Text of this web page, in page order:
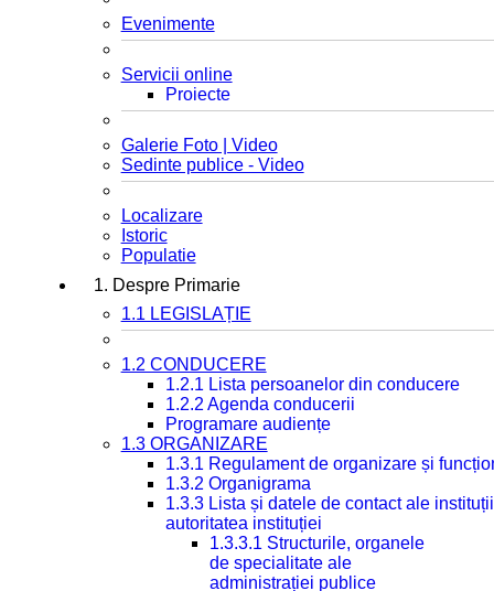
Evenimente
Servicii online
Proiecte
Galerie Foto | Video
Sedinte publice - Video
Localizare
Istoric
Populatie
1. Despre Primarie
1.1 LEGISLAȚIE
1.2 CONDUCERE
1.2.1 Lista persoanelor din conducere
1.2.2 Agenda conducerii
Programare audiențe
1.3 ORGANIZARE
1.3.1 Regulament de organizare și
1.3.2 Organigrama
1.3.3 Lista și datele de contact ale
autoritatea instituției
1.3.3.1 Structurile, organele
de specialitate ale
administrației publice